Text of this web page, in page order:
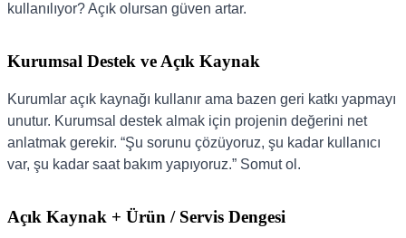
kullanılıyor? Açık olursan güven artar.
Kurumsal Destek ve Açık Kaynak
Kurumlar açık kaynağı kullanır ama bazen geri katkı yapmayı
unutur. Kurumsal destek almak için projenin değerini net
anlatmak gerekir. “Şu sorunu çözüyoruz, şu kadar kullanıcı
var, şu kadar saat bakım yapıyoruz.” Somut ol.
Açık Kaynak + Ürün / Servis Dengesi